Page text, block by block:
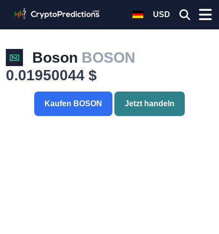
USD
Boson BOSON
0.01950044 $
Kaufen BOSON Jetzt handeln